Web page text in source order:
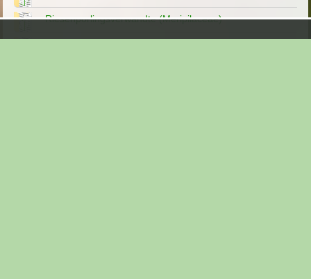
Riesenporlingsverwandte (Meripilaceae)